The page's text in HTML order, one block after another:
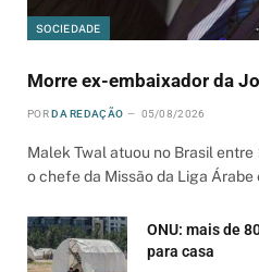
SOCIEDADE
Morre ex-embaixador da
POR DA REDAÇÃO 05/08/2026
Malek Twal atuou no Brasil entre
o chefe da Missão da Liga Árabe
ONU: mais de
para casa